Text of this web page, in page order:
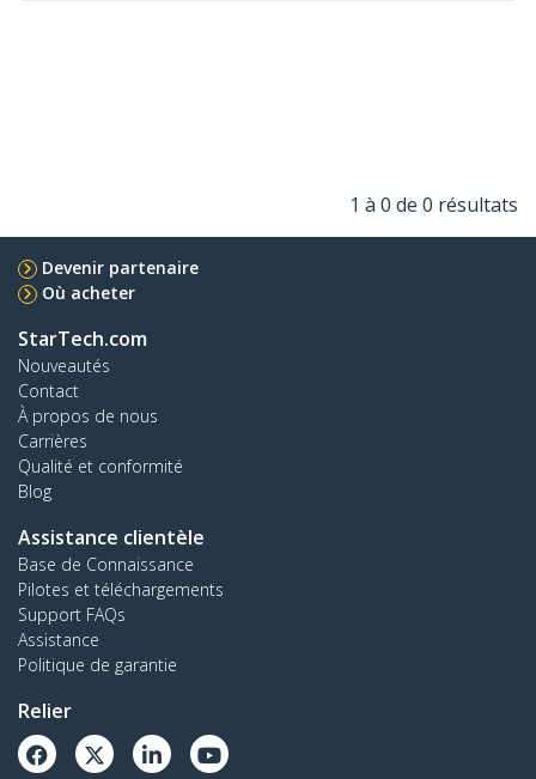
1 à 0 de 0 résultats
Devenir partenaire
Où acheter
StarTech.com
Nouveautés
Contact
À propos de nous
Carrières
Qualité et conformité
Blog
Assistance clientèle
Base de Connaissance
Pilotes et téléchargements
Support FAQs
Assistance
Politique de garantie
Relier